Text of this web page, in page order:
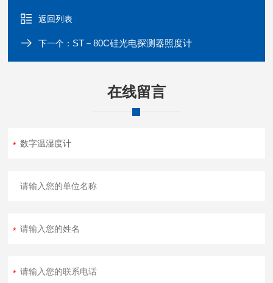
返回列表
下一个： ST－80C硅光电探测器照度计
在线留言